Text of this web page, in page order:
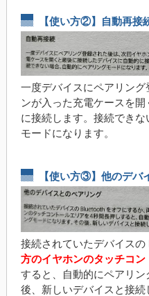
【使い方②】自動再接
一度デバイスにペアリン
ンが入った充電ケースを
に接続します。接続でき
モードになります。
【使い方③】他のデバ
接続されていたデバイスの
方のイヤホンのタッチコ
すると、自動的にペアリ
後、新しいデバイスと接続